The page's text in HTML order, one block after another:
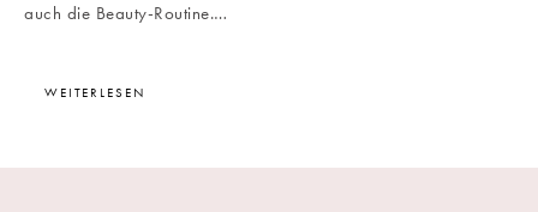
auch die Beauty-Routine.…
WEITERLESEN